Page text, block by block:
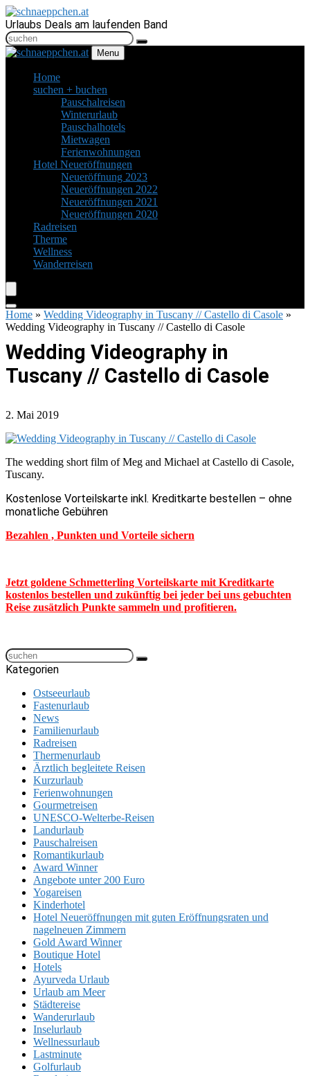
Urlaubs Deals am laufenden Band
Menu
Home
suchen + buchen
Pauschalreisen
Winterurlaub
Pauschalhotels
Mietwagen
Ferienwohnungen
Hotel Neueröffnungen
Neueröffnung 2023
Neueröffnungen 2022
Neueröffnungen 2021
Neueröffnungen 2020
Radreisen
Therme
Wellness
Wanderreisen
Home » Wedding Videography in Tuscany // Castello di Casole »
Wedding Videography in Tuscany // Castello di Casole
Wedding Videography in
Tuscany // Castello di Casole
2. Mai 2019
The wedding short film of Meg and Michael at Castello di Casole,
Tuscany.
Kostenlose Vorteilskarte inkl. Kreditkarte bestellen – ohne
monatliche Gebühren
Bezahlen , Punkten und Vorteile sichern
Jetzt goldene Schmetterling Vorteilskarte mit Kreditkarte
kostenlos bestellen und zukünftig bei jeder bei uns gebuchten
Reise zusätzlich Punkte sammeln und profitieren.
Kategorien
Ostseeurlaub
Fastenurlaub
News
Familienurlaub
Radreisen
Thermenurlaub
Ärztlich begleitete Reisen
Kurzurlaub
Ferienwohnungen
Gourmetreisen
UNESCO-Welterbe-Reisen
Landurlaub
Pauschalreisen
Romantikurlaub
Award Winner
Angebote unter 200 Euro
Yogareisen
Kinderhotel
Hotel Neueröffnungen mit guten Eröffnungsraten und
nagelneuen Zimmern
Gold Award Winner
Boutique Hotel
Hotels
Ayurveda Urlaub
Urlaub am Meer
Städtereise
Wanderurlaub
Inselurlaub
Wellnessurlaub
Lastminute
Golfurlaub